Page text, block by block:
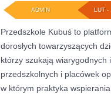
LUT -
ADMIN
Przedszkole Kubuś to
dorosłych towarzyszących
którzy szukają
przedszkolnych i placówek
w którym praktyka